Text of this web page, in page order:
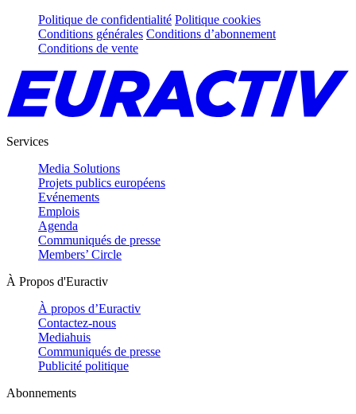
Politique de confidentialité Politique cookies
Conditions générales Conditions d’abonnement
Conditions de vente
Services
Media Solutions
Projets publics européens
Evénements
Emplois
Agenda
Communiqués de presse
Members’ Circle
À Propos d'Euractiv
À propos d’Euractiv
Contactez-nous
Mediahuis
Communiqués de presse
Publicité politique
Abonnements